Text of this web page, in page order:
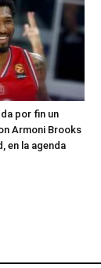
por fin un
Armoni Brooks
en la agenda